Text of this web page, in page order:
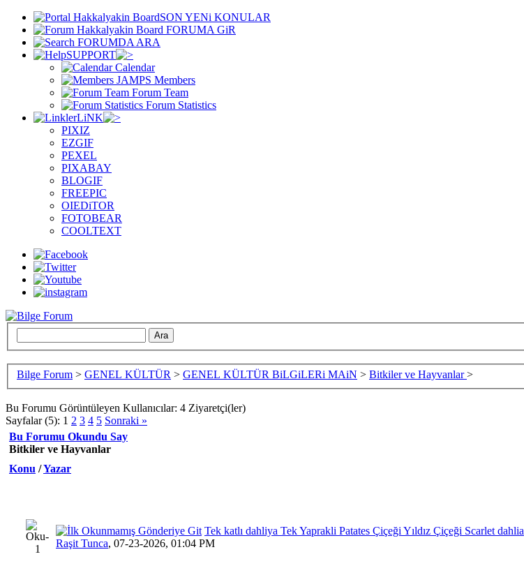
SON YENi KONULAR
FORUMA GiR
FORUMDA ARA
SUPPORT
Calendar
Members
Forum Team
Forum Statistics
LiNK
PIXIZ
EZGIF
PEXEL
PIXABAY
BLOGIF
FREEPIC
OIEDiTOR
FOTOBEAR
COOLTEXT
Bilge Forum > GENEL KÜLTÜR > GENEL KÜLTÜR BiLGiLERi MAiN > Bitkiler ve Hayvanlar>
Bu Forumu Görüntüleyen Kullanıcılar: 4 Ziyaretçi(ler)
Sayfalar (5): 1 2 3 4 5 Sonraki »
Bu Forumu Okundu Say
Bitkiler ve Hayvanlar
Konu /Yazar
Tek katlı dahliya Tek Yaprakli Patates Çiçeği Yıldız Çiçeği Scarlet dahlia
Raşit Tunca, 07-23-2026, 01:04 PM